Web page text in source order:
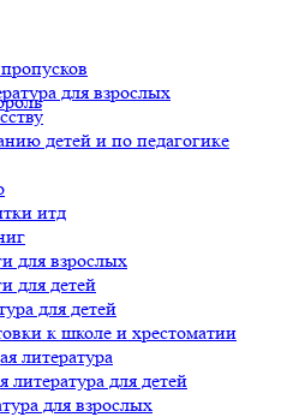
для взрослых
детей и по педагогике
итд
для взрослых
для детей
для детей
к школе и хрестоматии
литература
литература для детей
для взрослых